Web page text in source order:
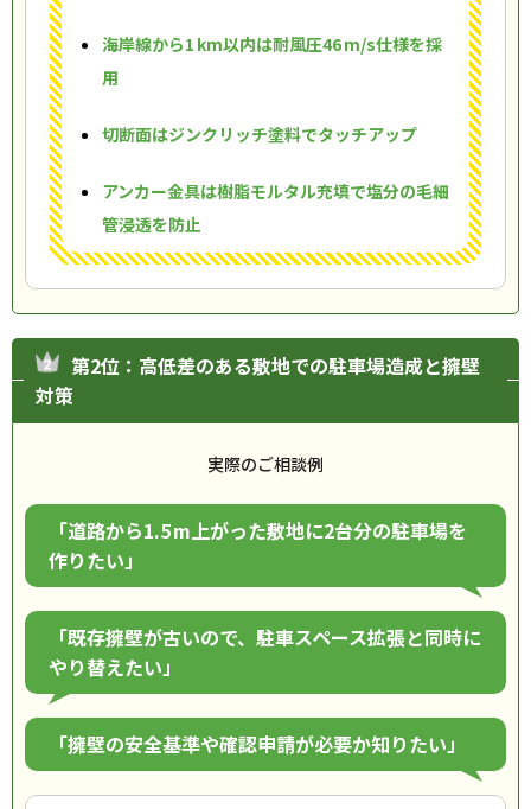
海岸線から1 km以内は耐風圧46 m/s仕様を採
用
切断面はジンクリッチ塗料でタッチアップ
アンカー金具は樹脂モルタル充填で塩分の毛細
管浸透を防止
第2位：高低差のある敷地での駐車場造成と擁壁
対策
実際のご相談例
「道路から1.5 m上がった敷地に2台分の駐車場を
作りたい」
「既存擁壁が古いので、駐車スペース拡張と同時に
やり替えたい」
「擁壁の安全基準や確認申請が必要か知りたい」